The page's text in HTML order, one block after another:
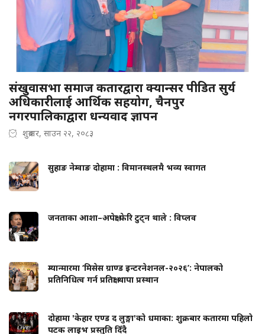
संखुवासभा समाज कतारद्वारा क्यान्सर पीडित सुर्य
अधिकारीलाई आर्थिक सहयोग, चैनपुर
नगरपालिकाद्वारा धन्यवाद ज्ञापन
शुक्रबार, साउन २२, २०८३
सुहाङ नेम्वाङ दोहामा : विमानस्थलमै भव्य स्वागत
जनताका आशा–अपेक्षा फेरि टुट्न थाले : विप्लव
म्यान्मारमा ‘मिसेस ग्राण्ड इन्टरनेशनल-२०२६’: नेपालको
प्रतिनिधित्व गर्न प्रतिक्षा थापा प्रस्थान
दोहामा 'केहार एण्ड द लुङ्गा'को धमाका: शुक्रबार कतारमा पहिलो
पटक लाइभ प्रस्तुति दिँदै